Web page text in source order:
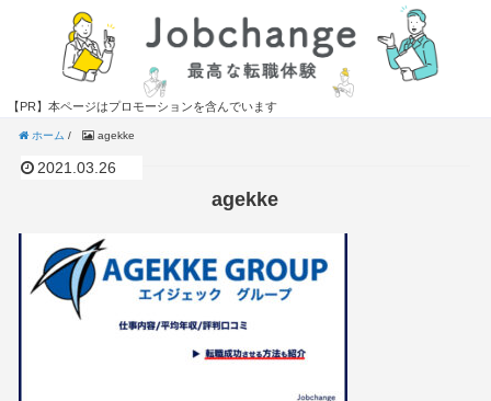
【PR】本ページはプロモーションを含んでいます
ホーム / agekke
2021.03.26
agekke